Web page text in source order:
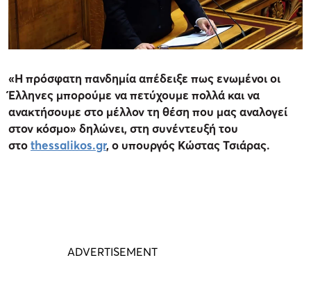
«Η πρόσφατη πανδημία απέδειξε πως ενωμένοι οι
Έλληνες μπορούμε να πετύχουμε πολλά και να
ανακτήσουμε στο μέλλον τη θέση που μας αναλογεί
στον κόσμο» δηλώνει, στη συνέντευξή του
στοthessalikos.gr, ο υπουργός Κώστας Τσιάρας.